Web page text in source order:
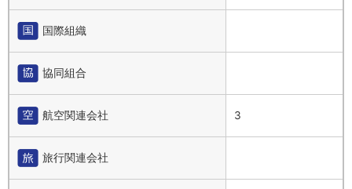
国際組織
協同組合
航空関連会社 3
旅行関連会社